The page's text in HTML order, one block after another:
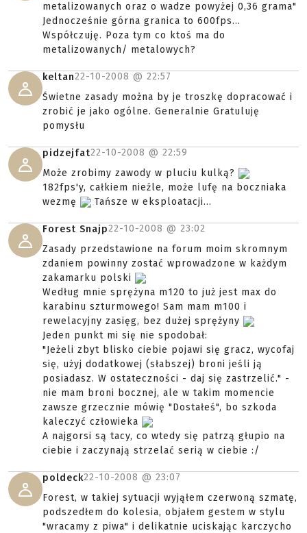
metalizowanych oraz o wadze powyżej 0,36 grama"
Jednocześnie górna granica to 600fps...
Współczuję. Poza tym co ktoś ma do
metalizowanych/ metalowych?
keltan22-10-2008 @ 22:57
Świetne zasady można by je troszkę dopracować i
zrobić je jako ogólne. Generalnie Gratuluję
pomysłu
pidzejfat22-10-2008 @ 22:59
Może zrobimy zawody w pluciu kulką?
182fps'y, całkiem nieźle, może lufę na boczniaka
wezmę
Tańsze w eksploatacji...
Forest Snajp22-10-2008 @ 23:02
Zasady przedstawione na forum moim skromnym
zdaniem powinny zostać wprowadzone w każdym
zakamarku polski
Według mnie sprężyna m120 to już jest max do
karabinu szturmowego! Sam mam m100 i
rewelacyjny zasięg, bez dużej sprężyny
Jeden punkt mi się nie spodobał:
"Jeżeli zbyt blisko ciebie pojawi się gracz, wycofaj
się, użyj dodatkowej (słabszej) broni jeśli ją
posiadasz. W ostateczności - daj się zastrzelić." -
nie mam broni bocznej, ale w takim momencie
zawsze grzecznie mówię "Dostałeś", bo szkoda
kaleczyć człowieka
A najgorsi są tacy, co wtedy się patrzą głupio na
ciebie i zaczynają strzelać serią w ciebie :/
poldeck22-10-2008 @ 23:07
Forest, w takiej sytuacji wyjąłem czerwoną szmatę,
podszedłem do kolesia, objałem gestem w stylu
"wracamy z piwa" i delikatnie uciskając karczycho